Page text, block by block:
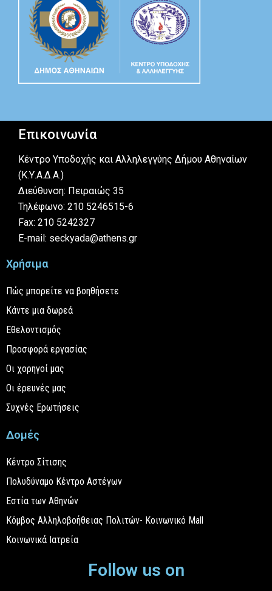
Επικοινωνία
Κέντρο Υποδοχής και Αλληλεγγύης Δήμου Αθηναίων
(Κ.Υ.Α.Δ.Α.)
Διεύθυνση: Πειραιώς 35
Τηλέφωνο: 210 5246515-6
Fax: 210 5242327
E-mail: seckyada@athens.gr
Χρήσιμα
Πώς μπορείτε να βοηθήσετε
Κάντε μια δωρεά
Εθελοντισμός
Προσφορά εργασίας
Οι χορηγοί μας
Οι έρευνές μας
Συχνές Ερωτήσεις
Δομές
Κέντρο Σίτισης
Πολυδύναμο Κέντρο Αστέγων
Εστία των Αθηνών
Κόμβος Αλληλοβοήθειας Πολιτών- Κοινωνικό Mall
Κοινωνικά Ιατρεία
Follow us on